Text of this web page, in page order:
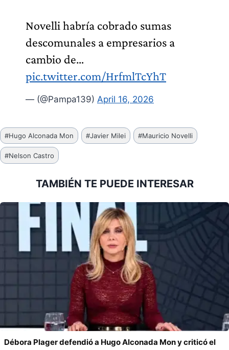
Novelli habría cobrado sumas
descomunales a empresarios a
cambio de…
pic.twitter.com/HrfmlTcYhT
— (@Pampa139) April 16, 2026
Etiquetas
de
la
#Hugo Alconada Mon #Javier Milei #Mauricio Novelli
#Nelson Castro
TAMBIÉN TE PUEDE INTERESAR
Débora Plager defendió a Hugo Alconada Mon y criticó el